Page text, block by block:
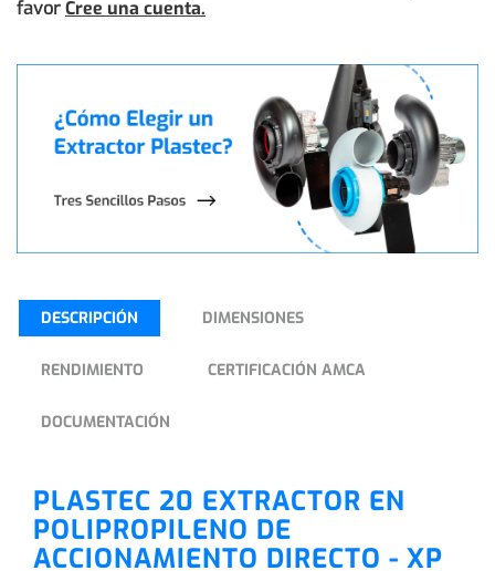
favorCree una cuenta.
DESCRIPCIÓN DIMENSIONES
RENDIMIENTO CERTIFICACIÓN AMCA
DOCUMENTACIÓN
PLASTEC 20 EXTRACTOR EN
POLIPROPILENO DE
ACCIONAMIENTO DIRECTO - XP